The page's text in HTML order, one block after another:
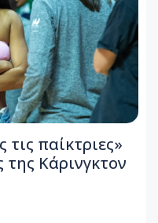
παίκτριες»
της Κάρινγκτον